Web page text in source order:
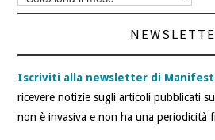
articoli
Iscriviti alla newsletter di
ricevere notizie sugli articoli pubblicati
non è invasiva e non ha una periodicità